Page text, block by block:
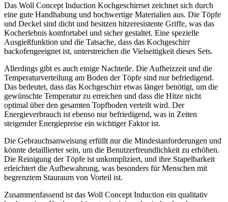
Das Woll Concept Induction Kochgeschirrset zeichnet sich durch
eine gute Handhabung und hochwertige Materialien aus. Die Töpfe
und Deckel sind dicht und besitzen hitzeresistente Griffe, was das
Kocherlebnis komfortabel und sicher gestaltet. Eine spezielle
Ausgießfunktion und die Tatsache, dass das Kochgeschirr
backofengeeignet ist, unterstreichen die Vielseitigkeit dieses Sets.
Allerdings gibt es auch einige Nachteile. Die Aufheizzeit und die
Temperaturverteilung am Boden der Töpfe sind nur befriedigend.
Das bedeutet, dass das Kochgeschirr etwas länger benötigt, um die
gewünschte Temperatur zu erreichen und dass die Hitze nicht
optimal über den gesamten Topfboden verteilt wird. Der
Energieverbrauch ist ebenso nur befriedigend, was in Zeiten
steigender Energiepreise ein wichtiger Faktor ist.
Die Gebrauchsanweisung erfüllt nur die Mindestanforderungen und
könnte detaillierter sein, um die Benutzerfreundlichkeit zu erhöhen.
Die Reinigung der Töpfe ist unkompliziert, und ihre Stapelbarkeit
erleichtert die Aufbewahrung, was besonders für Menschen mit
begrenztem Stauraum von Vorteil ist.
Zusammenfassend ist das Woll Concept Induction ein qualitativ